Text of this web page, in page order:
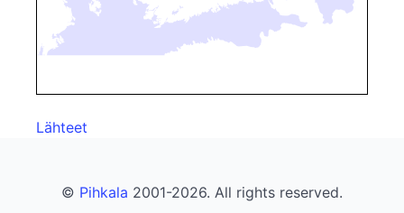
Lähteet
© Pihkala 2001-2026. All rights reserved.